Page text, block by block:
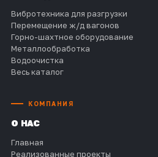
Вибротехника для разгрузки
Перемещение ж/д вагонов
Горно-шахтное оборудование
Металлообработка
Водоочистка
Весь каталог
КОМПАНИЯ
О НАС
Главная
Реализованные проекты